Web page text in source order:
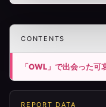
CONTENTS
「OWL」で出会った可
REPORT DATA